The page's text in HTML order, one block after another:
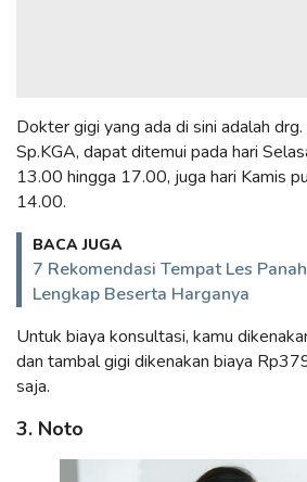
Dokter gigi yang ada di sini adalah
Sp.KGA, dapat ditemui pada hari
13.00 hingga 17.00, juga hari Kamis
14.00.
BACA JUGA
7 Rekomendasi Tempat Les
Lengkap Beserta Harganya
Untuk biaya konsultasi, kamu
dan tambal gigi dikenakan biaya
saja.
3. Noto